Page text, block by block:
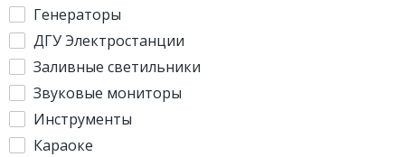
Генераторы
ДГУ Электростанции
Заливные светильники
Звуковые мониторы
Инструменты
Караоке